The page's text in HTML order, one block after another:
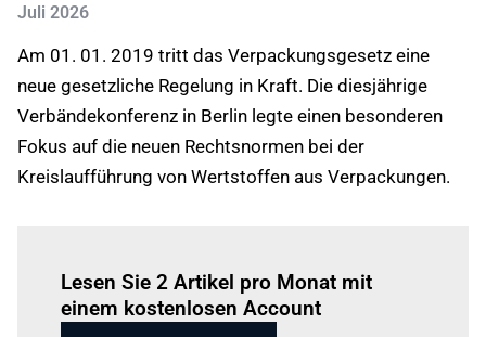
Juli 2026
Am 01. 01. 2019 tritt das Verpackungsgesetz eine
neue gesetzliche Regelung in Kraft. Die diesjährige
Verbändekonferenz in Berlin legte einen besonderen
Fokus auf die neuen Rechtsnormen bei der
Kreislaufführung von Wertstoffen aus Verpackungen.
Lesen Sie 2 Artikel pro Monat mit
einem kostenlosen Account